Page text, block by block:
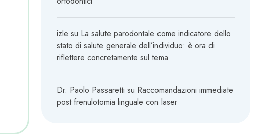
izle su La salute parodontale come indicatore dello
stato di salute generale dell’individuo: è ora di
riflettere concretamente sul tema
Dr. Paolo Passaretti su Raccomandazioni immediate
post frenulotomia linguale con laser